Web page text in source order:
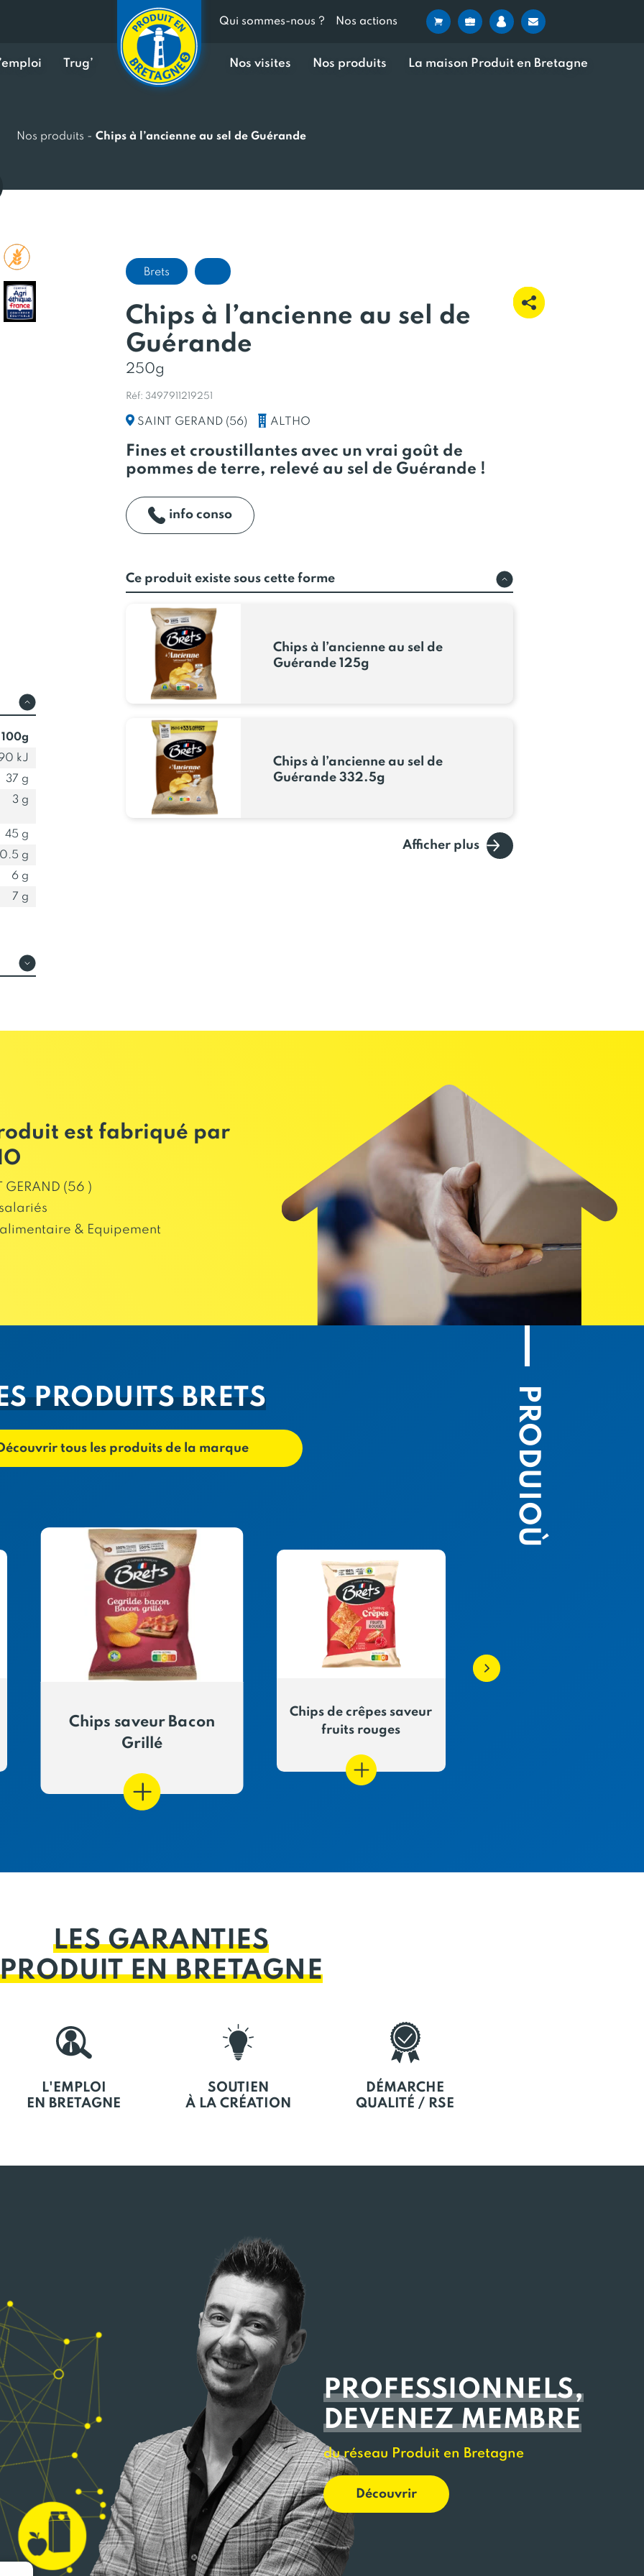
Qui sommes-nous ? Nos actions
Trug’ Nos visites Nos produits La maison Produit en Bretagne
Nos produits - Chips à l’ancienne au sel de Guérande
kJ
37 g
3 g
45 g
g
6 g
7 g
Brets
Chips à l’ancienne au sel de
Guérande
250g
Réf: 3497911219251
SAINT GERAND (56) ALTHO
Fines et croustillantes avec un vrai goût de
pommes de terre, relevé au sel de Guérande !
info conso
Ce produit existe sous cette forme
Chips à l’ancienne au sel de
Guérande 125g
Chips à l’ancienne au sel de
Guérande 332.5g
Afficher plus
est fabriqué par
GERAND (56 )
& Equipement
PRODUIOÙ
PRODUITS BRETS
tous les produits de la marque
Chips saveur Bacon
Grillé
Chips de crêpes saveur
fruits rouges
LES GARANTIES
EN BRETAGNE
L'EMPLOI
EN BRETAGNE
SOUTIEN
À LA CRÉATION
DÉMARCHE
QUALITÉ / RSE
PROFESSIONNELS,
DEVENEZ MEMBRE
du réseau Produit en Bretagne
Découvrir